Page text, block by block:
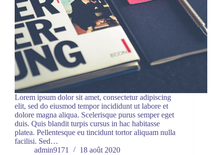
Lorem ipsum dolor sit amet, consectetur adipiscing
elit, sed do eiusmod tempor incididunt ut labore et
dolore magna aliqua. Scelerisque purus semper eget
duis. Quis blandit turpis cursus in hac habitasse
platea. Pellentesque eu tincidunt tortor aliquam nulla
facilisi. Sed…
admin9171
18 août 2020